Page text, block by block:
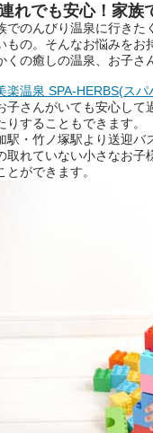
れでも安心！家族
でのんびり温泉に行きた
もの。そんなお悩みを
くの癒しの温泉、お子さ
楽温泉 SPA-HERBS(スパ
子さんがいても安心して
りすることもできます。
駅・竹ノ塚駅より送迎バ
取れていない小さなお子
とができます。